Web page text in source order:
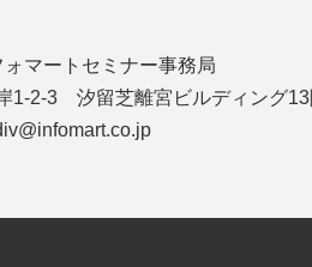
マート セミナー事務局
1-2-3 汐留芝離宮ビルディング